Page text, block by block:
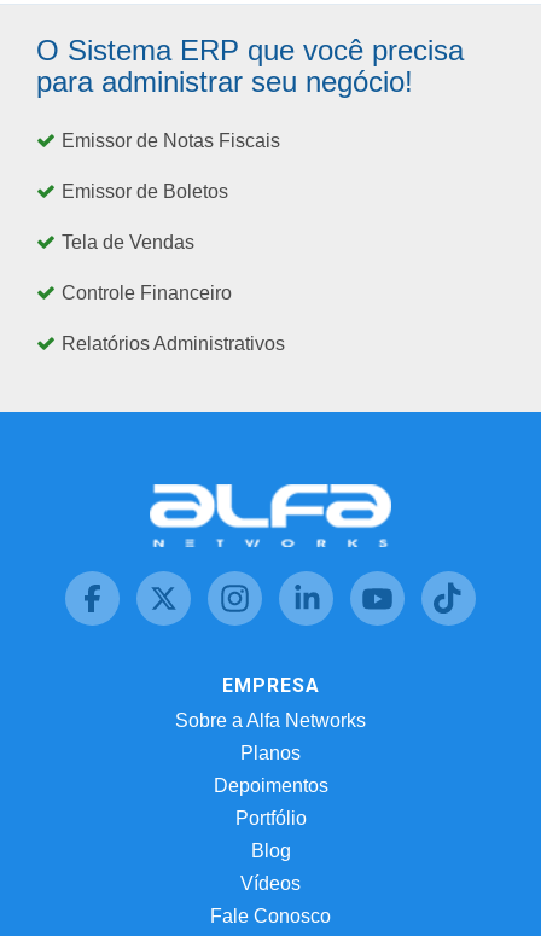
O Sistema ERP que você precisa
para administrar seu negócio!
Emissor de Notas Fiscais
Emissor de Boletos
Tela de Vendas
Controle Financeiro
Relatórios Administrativos
EMPRESA
Sobre a Alfa Networks
Planos
Depoimentos
Portfólio
Blog
Vídeos
Fale Conosco